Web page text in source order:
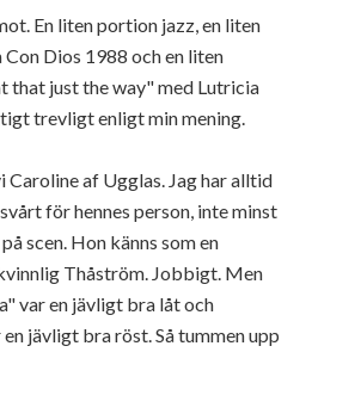
En liten portion jazz, en liten
Dios 1988 och en liten
that just the way" med Lutricia
trevligt enligt min mening.
Caroline af Ugglas. Jag har alltid
för hennes person, inte minst
scen. Hon känns som en
Thåström. Jobbigt. Men
var en jävligt bra låt och
jävligt bra röst. Så tummen upp